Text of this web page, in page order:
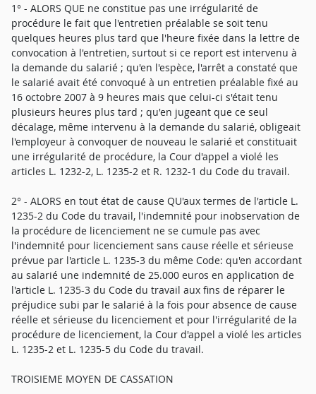
1° - ALORS QUE ne constitue pas une irrégularité de
procédure le fait que l'entretien préalable se soit tenu
quelques heures plus tard que l'heure fixée dans la lettre de
convocation à l'entretien, surtout si ce report est intervenu à
la demande du salarié ; qu'en l'espèce, l'arrêt a constaté que
le salarié avait été convoqué à un entretien préalable fixé au
16 octobre 2007 à 9 heures mais que celui-ci s'était tenu
plusieurs heures plus tard ; qu'en jugeant que ce seul
décalage, même intervenu à la demande du salarié, obligeait
l'employeur à convoquer de nouveau le salarié et constituait
une irrégularité de procédure, la Cour d'appel a violé les
articles L. 1232-2, L. 1235-2 et R. 1232-1 du Code du travail.
2° - ALORS en tout état de cause QU'aux termes de l'article L.
1235-2 du Code du travail, l'indemnité pour inobservation de
la procédure de licenciement ne se cumule pas avec
l'indemnité pour licenciement sans cause réelle et sérieuse
prévue par l'article L. 1235-3 du même Code: qu'en accordant
au salarié une indemnité de 25.000 euros en application de
l'article L. 1235-3 du Code du travail aux fins de réparer le
préjudice subi par le salarié à la fois pour absence de cause
réelle et sérieuse du licenciement et pour l'irrégularité de la
procédure de licenciement, la Cour d'appel a violé les articles
L. 1235-2 et L. 1235-5 du Code du travail.
TROISIEME MOYEN DE CASSATION